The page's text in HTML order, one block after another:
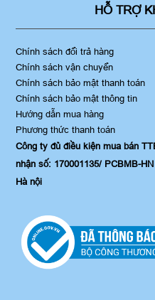
HỖ TRỢ
Chính sách đổi trả hàng
Chính sách vận chuyển
Chính sách bảo mật thanh toán
Chính sách bảo mật thông tin
Hướng dẫn mua hàng
Phương thức thanh toán
Công ty đủ điều kiện mua bán
nhận số: 170001135/ PCBMB-
Hà nội